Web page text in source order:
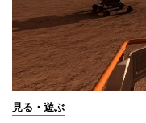
見る・遊ぶ